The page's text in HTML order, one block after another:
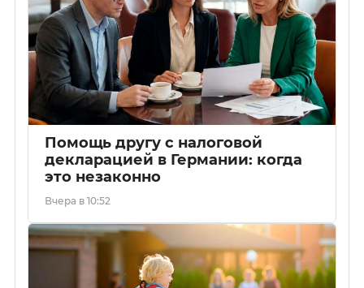
Помощь другу с налоговой
декларацией в Германии: когда
это незаконно
Вчера в 10:52